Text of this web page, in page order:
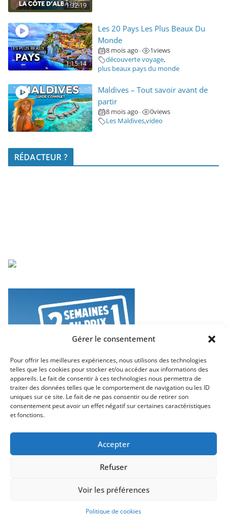
Gérer le consentement
Pour offrir les meilleures expériences, nous utilisons des technologies
telles que les cookies pour stocker et/ou accéder aux informations des
appareils. Le fait de consentir à ces technologies nous permettra de
traiter des données telles que le comportement de navigation ou les ID
uniques sur ce site. Le fait de ne pas consentir ou de retirer son
consentement peut avoir un effet négatif sur certaines caractéristiques
et fonctions.
Accepter
Refuser
Voir les préférences
Politique de cookies
1:32:19
1:15:14
Les 20 Pays Les Plus Beaux Du
Monde
8 mois ago • 1views
découverte voyage,
plus beaux pays du monde
Maldives – Tout savoir avant de
partir
8 mois ago • 0views
Les Maldives,video
RÉDACTEUR ?
droits réservés.